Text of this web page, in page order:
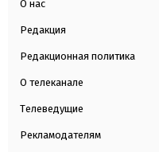
О нас
Редакция
Редакционная политика
О телеканале
Телеведущие
Рекламодателям